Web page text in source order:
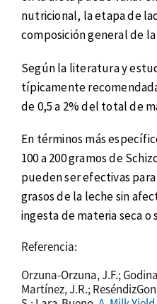
nutricional, la etapa de
composición general de
Según la literatura y
típicamente
de 0,5 a 2% del total de
En términos más
100 a 200 gramos de
pueden ser efectivas
grasos de la leche sin
ingesta de materia seca o
Referencia:
Orzuna-Orzuna, J.F.;
Martínez, J.R.;